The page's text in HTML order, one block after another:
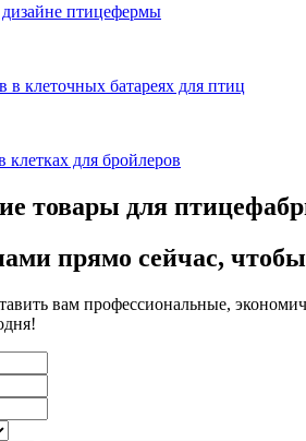
птицефермы
в клеточных батареях для птиц
клетках для бройлеров
товары для
прямо сейчас,
вам профессиональные,